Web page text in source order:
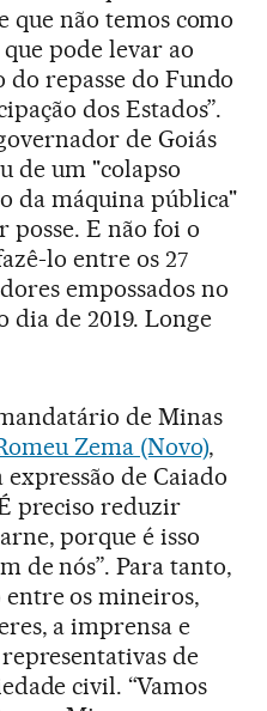
que não temos como
pode levar ao
do repasse do Fundo
dos Estados”.
de Goiás
de um "colapso
da máquina pública"
posse. E não foi o
lo entre os 27
empossados no
de 2019. Longe
de Minas
Zema (Novo),
de Caiado
preciso reduzir
porque é isso
de nós”. Para tanto,
os mineiros,
a imprensa e
de
civil. “Vamos